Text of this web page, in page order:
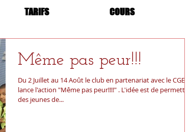
TARIFS COURS
Même pas peur!!!
Du 2 Juillet au 14 Août le club en partenariat avec le CGET
lance l'action "Même pas peur!!!!" . L'idée est de permettre à
des jeunes de...